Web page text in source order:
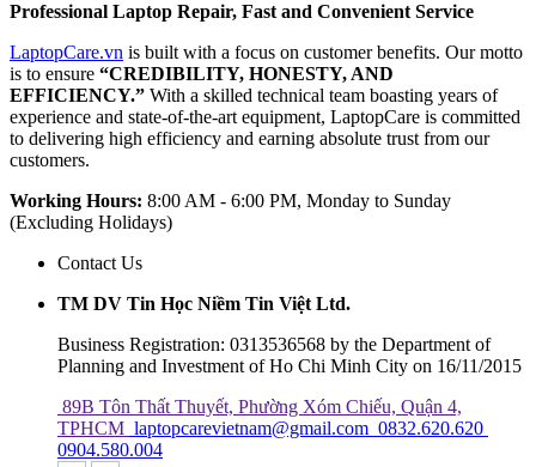
Professional Laptop Repair, Fast and Convenient Service
LaptopCare.vn is built with a focus on customer benefits. Our motto
is to ensure “CREDIBILITY, HONESTY, AND
EFFICIENCY.” With a skilled technical team boasting years of
experience and state-of-the-art equipment, LaptopCare is committed
to delivering high efficiency and earning absolute trust from our
customers.
Working Hours: 8:00 AM - 6:00 PM, Monday to Sunday
(Excluding Holidays)
Contact Us
TM DV Tin Học Niềm Tin Việt Ltd.
Business Registration: 0313536568 by the Department of
Planning and Investment of Ho Chi Minh City on 16/11/2015
89B Tôn Thất Thuyết, Phường Xóm Chiếu, Quận 4,
TPHCM laptopcarevietnam@gmail.com 0832.620.620
0904.580.004